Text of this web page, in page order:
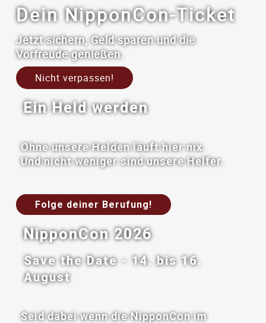
Dein NipponCon-Ticket
Jetzt sichern, Geld sparen und die
Vorfreude genießen.
Nicht verpassen!
Ein Held werden
Ohne unsere Helden läuft hier nix.
Und nicht weniger sind unsere Helfer.
Folge deiner Berufung!
NipponCon 2026
Save the Date - 14. bis 16.
August
Seid dabei wenn die NipponCon im